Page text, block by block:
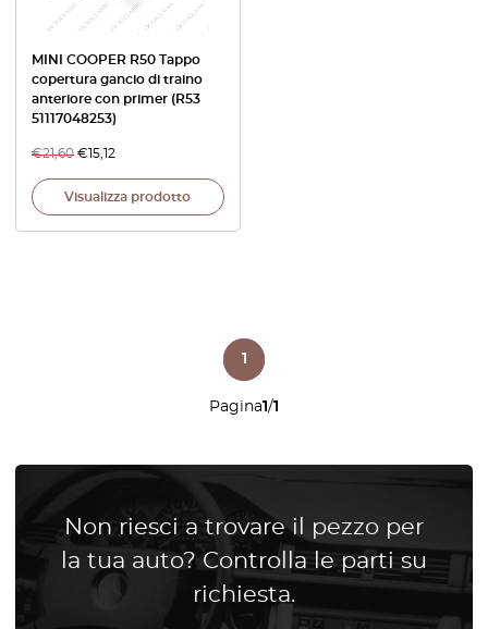
MINI COOPER R50 Tappo
copertura gancio di traino
anteriore con primer (R53
51117048253)
€21,60 €15,12
Visualizza prodotto
Pagina1/1
1
Non riesci a trovare il pezzo per
la tua auto? Controlla le parti su
richiesta.